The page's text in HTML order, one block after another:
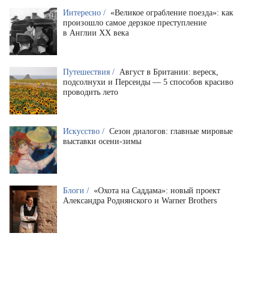
Интересно / «Великое ограбление поезда»: как
произошло самое дерзкое преступление
в Англии XX века
Путешествия / Август в Британии: вереск,
подсолнухи и Персеиды — 5 способов красиво
проводить лето
Искусство / Сезон диалогов: главные мировые
выставки осени-зимы
Блоги / «Охота на Саддама»: новый проект
Александра Роднянского и Warner Brothers